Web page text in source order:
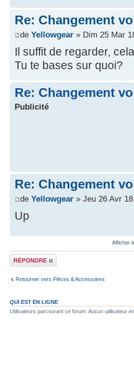
Re: Changement
de Yellowgear » Dim 25 Mar
Il suffit de regarder,
Tu te bases sur quoi?
Re: Changement
Publicité
Re: Changement
de Yellowgear » Jeu 26 Avr
Up
Afficher
Répondre
Retourner vers Pièces & Accessoires
QUI EST EN LIGNE
Utilisateurs parcourant ce forum: Aucun utilisateur